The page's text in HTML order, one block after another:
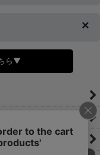
ります。
考欄に下記の記載をお
ら▼